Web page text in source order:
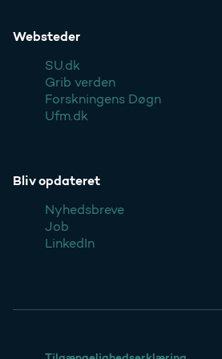
Websteder
SU.dk
Grib verden
Forskningens Døgn
Ufm.dk
Bliv opdateret
Nyhedsbreve
Job
LinkedIn